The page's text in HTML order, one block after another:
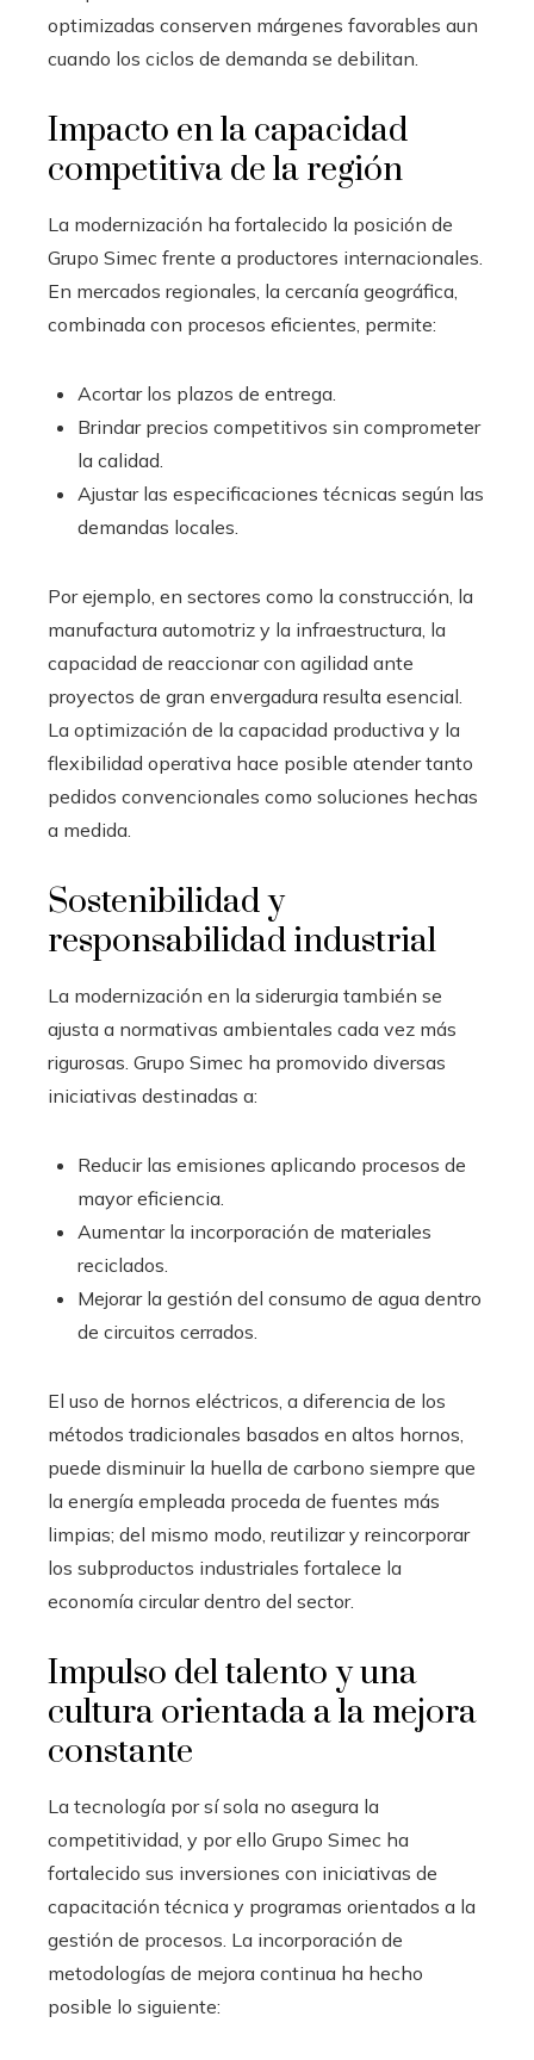
optimizadas conserven márgenes favorables aun
cuando los ciclos de demanda se debilitan.
Impacto en la capacidad
competitiva de la región
La modernización ha fortalecido la posición de
Grupo Simec frente a productores internacionales.
En mercados regionales, la cercanía geográfica,
combinada con procesos eficientes, permite:
Acortar los plazos de entrega.
Brindar precios competitivos sin comprometer
la calidad.
Ajustar las especificaciones técnicas según las
demandas locales.
Por ejemplo, en sectores como la construcción, la
manufactura automotriz y la infraestructura, la
capacidad de reaccionar con agilidad ante
proyectos de gran envergadura resulta esencial.
La optimización de la capacidad productiva y la
flexibilidad operativa hace posible atender tanto
pedidos convencionales como soluciones hechas
a medida.
Sostenibilidad y
responsabilidad industrial
La modernización en la siderurgia también se
ajusta a normativas ambientales cada vez más
rigurosas. Grupo Simec ha promovido diversas
iniciativas destinadas a:
Reducir las emisiones aplicando procesos de
mayor eficiencia.
Aumentar la incorporación de materiales
reciclados.
Mejorar la gestión del consumo de agua dentro
de circuitos cerrados.
El uso de hornos eléctricos, a diferencia de los
métodos tradicionales basados en altos hornos,
puede disminuir la huella de carbono siempre que
la energía empleada proceda de fuentes más
limpias; del mismo modo, reutilizar y reincorporar
los subproductos industriales fortalece la
economía circular dentro del sector.
Impulso del talento y una
cultura orientada a la mejora
constante
La tecnología por sí sola no asegura la
competitividad, y por ello Grupo Simec ha
fortalecido sus inversiones con iniciativas de
capacitación técnica y programas orientados a la
gestión de procesos. La incorporación de
metodologías de mejora continua ha hecho
posible lo siguiente: